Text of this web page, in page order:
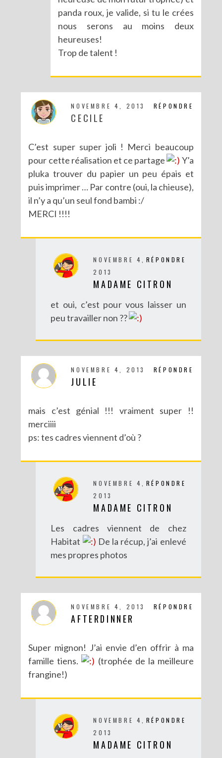
DIY : LES POMPONS MATRIOCHKA
panda roux, je valide, si tu le crées
nous serons au moins deux
heureuses!
Trop de talent !
RÉPONDRE
NOVEMBRE 4, 2013
CECILE
C’est super super joli ! Merci beaucoup
pour cette réalisation et ce partage
Y’a
pluka trouver du papier un peu épais et
puis imprimer … Par contre (oui, la chieuse),
il n’y a qu’un seul fond bambi :/
MERCI !!!!
RÉPONDRE
NOVEMBRE 4,
2013
MADAME CITRON
et oui, c’est pour vous laisser un
peu travailler non ??
RÉPONDRE
NOVEMBRE 4, 2013
JULIE
mais c’est génial !!! vraiment super !!
merciiii
ps: tes cadres viennent d’où ?
RÉPONDRE
NOVEMBRE 4,
2013
MADAME CITRON
Les cadres viennent de chez
Habitat
De la récup, j’ai enlevé
mes propres photos
RÉPONDRE
NOVEMBRE 4, 2013
AFTERDINNER
Super mignon! J’ai envie d’en offrir à ma
famille tiens.
(trophée de la meilleure
frangine!)
RÉPONDRE
NOVEMBRE 4,
2013
MADAME CITRON